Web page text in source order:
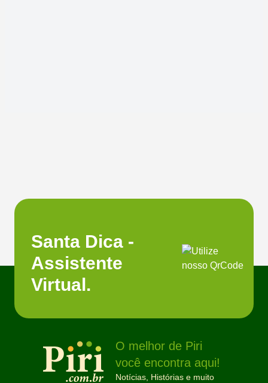
Santa Dica -
Assistente
Virtual.
O melhor de Piri
você encontra aqui!
Notícias, Histórias e muito